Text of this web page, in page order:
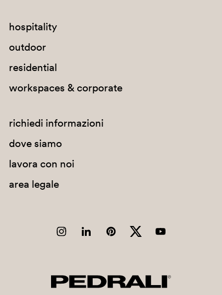
hospitality
outdoor
residential
workspaces & corporate
richiedi informazioni
dove siamo
lavora con noi
area legale